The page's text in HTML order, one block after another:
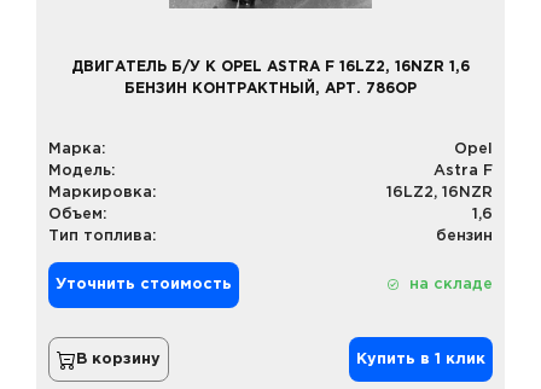
ДВИГАТЕЛЬ Б/У К OPEL ASTRA F 16LZ2, 16NZR 1,6
БЕНЗИН КОНТРАКТНЫЙ, АРТ. 786OP
Марка:
Opel
Модель:
Astra F
Маркировка:
16LZ2, 16NZR
Объем:
1,6
Тип топлива:
бензин
Уточнить стоимость на складе
В корзину Купить в 1 клик